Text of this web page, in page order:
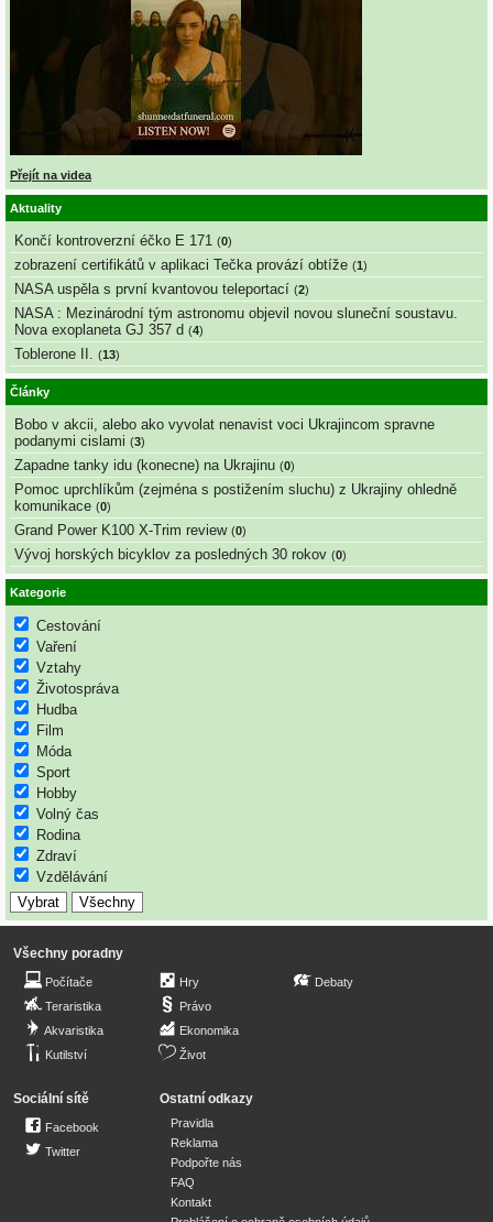
Přejít na videa
Aktuality
Končí kontroverzní éčko E 171 (0)
zobrazení certifikátů v aplikaci Tečka provází obtíže (1)
NASA uspěla s první kvantovou teleportací (2)
NASA : Mezinárodní tým astronomu objevil novou sluneční soustavu.
Nova exoplaneta GJ 357 d (4)
Toblerone II. (13)
Články
Bobo v akcii, alebo ako vyvolat nenavist voci Ukrajincom spravne
podanymi cislami (3)
Zapadne tanky idu (konecne) na Ukrajinu (0)
Pomoc uprchlíkům (zejména s postižením sluchu) z Ukrajiny ohledně
komunikace (0)
Grand Power K100 X-Trim review (0)
Vývoj horských bicyklov za posledných 30 rokov (0)
Kategorie
Cestování
Vaření
Vztahy
Životospráva
Hudba
Film
Móda
Sport
Hobby
Volný čas
Rodina
Zdraví
Vzdělávání
Všechny poradny
Počítače
Teraristika
Akvaristika
Kutilství
Hry
Právo
Ekonomika
Život
Debaty
Sociální sítě
Facebook
Twitter
Ostatní odkazy
Pravidla
Reklama
Podpořte nás
FAQ
Kontakt